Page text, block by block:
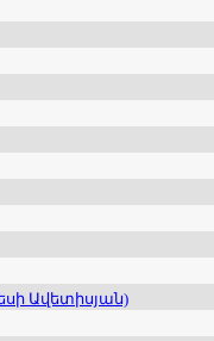
Ավետիսյան)